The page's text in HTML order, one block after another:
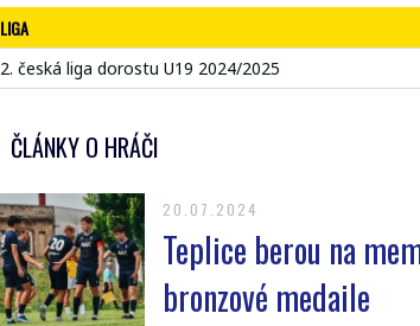
LIGA
2. česká liga dorostu U19 2024/2025
ČLÁNKY O HRÁČI
20.07.2024
Teplice berou na
bronzové medaile